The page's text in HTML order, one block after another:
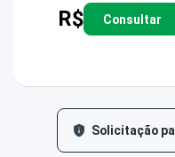
R$ Consultar
Solicitação